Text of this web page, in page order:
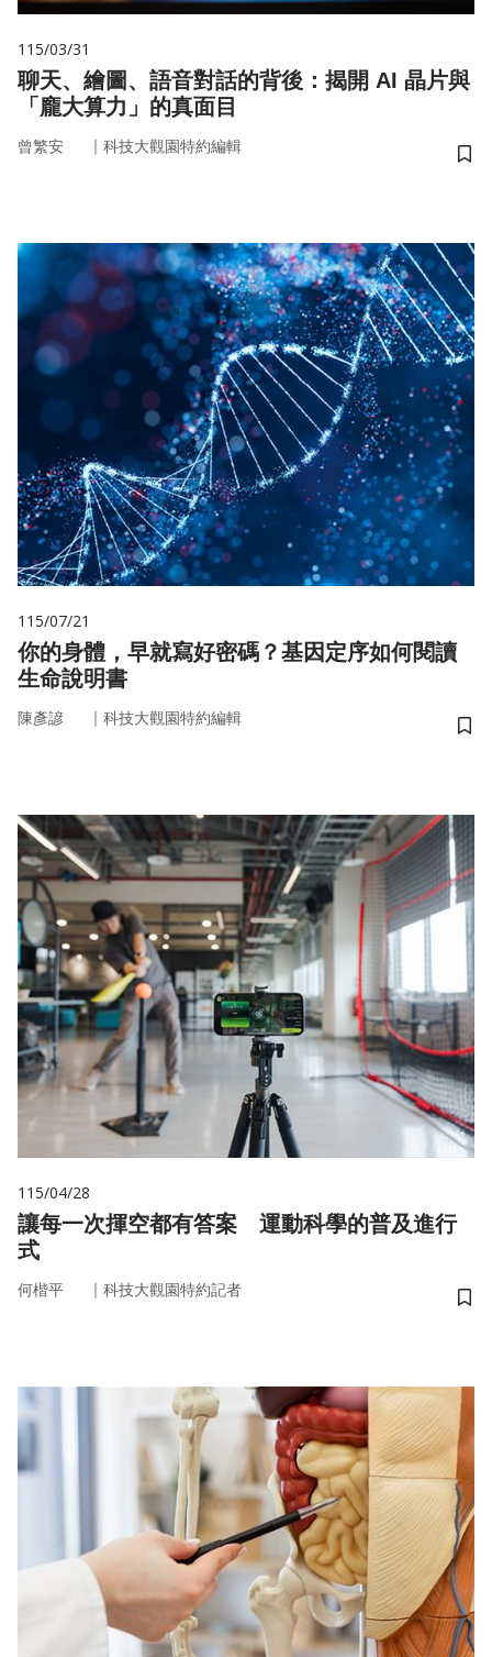
115/03/31
聊天、繪圖、語音對話的背後：揭開 AI 晶片與
「龐大算力」的真面目
曾繁安 ｜ 科技大觀園特約編輯
儲
115/07/21
你的身體，早就寫好密碼？基因定序如何閱讀
生命說明書
陳彥諺 ｜ 科技大觀園特約編輯
儲
115/04/28
讓每一次揮空都有答案 運動科學的普及進行
式
何楷平 ｜ 科技大觀園特約記者
儲